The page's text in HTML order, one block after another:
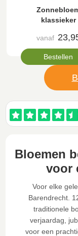
klassieker
vanaf
Bestellen
Bloemen
voor
Voor elke
Barendrecht.
traditionele
verjaardag,
voor een